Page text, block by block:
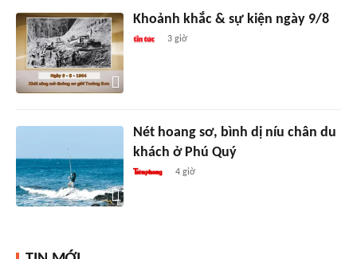
Khoảnh khắc & sự kiện ngày 9/8
3 giờ
Nét hoang sơ, bình dị níu chân du
khách ở Phú Quý
4 giờ